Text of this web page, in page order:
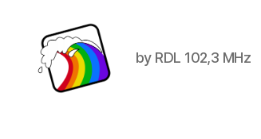
by RDL 102,3 MHz